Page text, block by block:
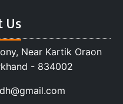
Us
Near Kartik Oraon
- 834002